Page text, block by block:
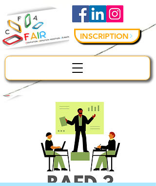
INSCRIPTION